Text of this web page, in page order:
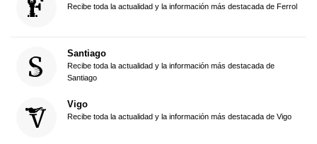
Recibe toda la actualidad y la información más destacada de Ferrol
Santiago
Recibe toda la actualidad y la información más destacada de
Santiago
Vigo
Recibe toda la actualidad y la información más destacada de Vigo